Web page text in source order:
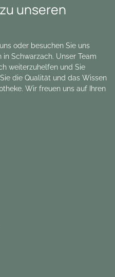
unseren
oder besuchen Sie uns
Schwarzach. Unser Team
weiterzuhelfen und Sie
die Qualität und das Wissen
Wir freuen uns auf Ihren